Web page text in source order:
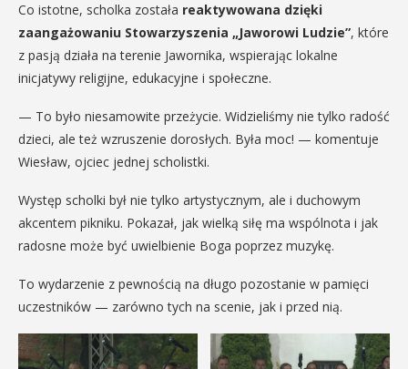
Co istotne, scholka została reaktywowana dzięki
zaangażowaniu Stowarzyszenia „Jaworowi Ludzie”, które
z pasją działa na terenie Jawornika, wspierając lokalne
inicjatywy religijne, edukacyjne i społeczne.
— To było niesamowite przeżycie. Widzieliśmy nie tylko radość
dzieci, ale też wzruszenie dorosłych. Była moc! — komentuje
Wiesław, ojciec jednej scholistki.
Występ scholki był nie tylko artystycznym, ale i duchowym
akcentem pikniku. Pokazał, jak wielką siłę ma wspólnota i jak
radosne może być uwielbienie Boga poprzez muzykę.
To wydarzenie z pewnością na długo pozostanie w pamięci
uczestników — zarówno tych na scenie, jak i przed nią.